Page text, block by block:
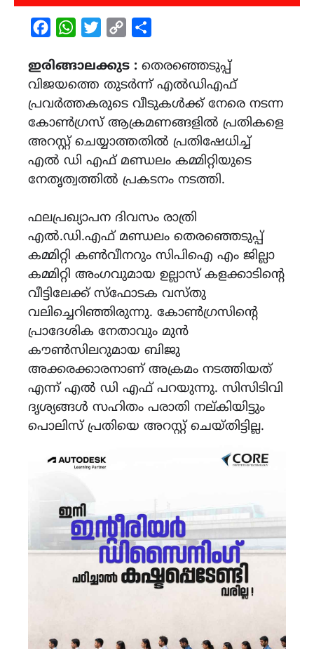
FacebookWhatsAppTwitterCopy
ഇരിങ്ങാലക്കുട : തെരഞ്ഞെടുപ്പ്
വിജയത്തെ തുടർന്ന് എൽഡിഎഫ്
പ്രവർത്തകരുടെ വീടുകൾക്ക് നേരെ നടന്ന
കോൺഗ്രസ് ആക്രമണങ്ങളിൽ പ്രതികളെ
അറസ്റ്റ് ചെയ്യാത്തതിൽ പ്രതിഷേധിച്ച്
എൽ ഡി എഫ് മണ്ഡലം കമ്മിറ്റിയുടെ
നേതൃത്വത്തിൽ പ്രകടനം നടത്തി.
ഫലപ്രഖ്യാപന ദിവസം രാത്രി
എൽ.ഡി.എഫ് മണ്ഡലം തെരഞ്ഞെടുപ്പ്
കമ്മിറ്റി കൺവീനറും സിപിഐ എം ജില്ലാ
കമ്മിറ്റി അംഗവുമായ ഉല്ലാസ് കളക്കാടിൻ്റെ
വീട്ടിലേക്ക് സ്ഫോടക വസ്തു
വലിച്ചെറിഞ്ഞിരുന്നു. കോൺഗ്രസിൻ്റെ
പ്രാദേശിക നേതാവും മുൻ
കൗൺസിലറുമായ ബിജു
അക്കരക്കാരനാണ് അക്രമം നടത്തിയത്
എന്ന് എൽ ഡി എഫ് പറയുന്നു. സിസിടിവി
ദൃശ്യങ്ങൾ സഹിതം പരാതി നല്കിയിട്ടും
പൊലിസ് പ്രതിയെ അറസ്റ്റ് ചെയ്തിട്ടില്ല.